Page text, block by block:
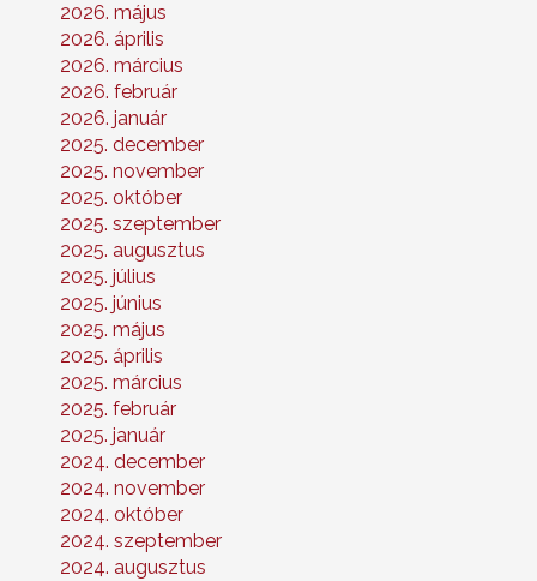
2026. május
2026. április
2026. március
2026. február
2026. január
2025. december
2025. november
2025. október
2025. szeptember
2025. augusztus
2025. július
2025. június
2025. május
2025. április
2025. március
2025. február
2025. január
2024. december
2024. november
2024. október
2024. szeptember
2024. augusztus